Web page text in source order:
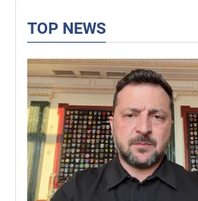
TOP NEWS